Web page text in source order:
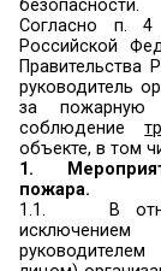
организации
соблюдать
выполнять
требования
проводить
своих
содержать